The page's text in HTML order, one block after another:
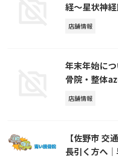
経～星状神
店舗情報
年末年始に
骨院・整体
店舗情報
【佐野市 交
長引く方へ